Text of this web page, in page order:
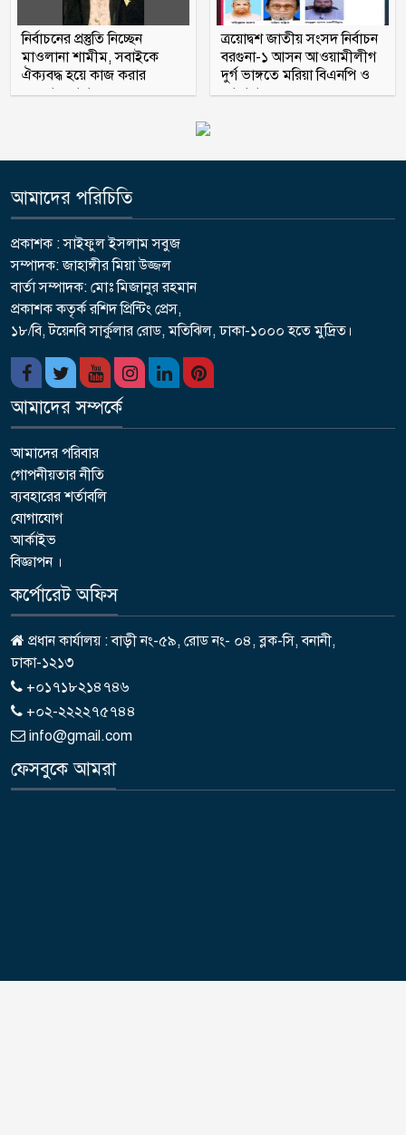
নির্বাচনের প্রস্তুতি নিচ্ছেন
মাওলানা শামীম, সবাইকে
ঐক্যবদ্ধ হয়ে কাজ করার
অহব্বান জানান
ত্রয়োদ্বশ জাতীয় সংসদ নির্বাচন
বরগুনা-১ আসন আওয়ামীলীগ
দুর্গ ভাঙ্গতে মরিয়া বিএনপি ও
জামায়াত
আমাদের পরিচিতি
প্রকাশক : সাইফুল ইসলাম সবুজ
সম্পাদক: জাহাঙ্গীর মিয়া উজ্জল
বার্তা সম্পাদক: মোঃ মিজানুর রহমান
প্রকাশক কতৃর্ক রশিদ প্রিন্টিং প্রেস,
১৮/বি, টয়েনবি সার্কুলার রোড, মতিঝিল, ঢাকা-১০০০ হতে মুদ্রিত।
আমাদের সম্পর্কে
আমাদের পরিবার
গোপনীয়তার নীতি
ব্যবহারের শর্তাবলি
যোগাযোগ
আর্কাইভ
বিজ্ঞাপন ।
কর্পোরেট অফিস
প্রধান কার্যালয় : বাড়ী নং-৫৯, রোড নং- ০৪, ব্লক-সি, বনানী,
ঢাকা-১২১৩
+০১৭১৮২১৪৭৪৬
+০২-২২২২৭৫৭৪৪
info@gmail.com
ফেসবুকে আমরা